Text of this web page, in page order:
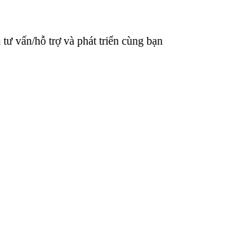
vấn/hỗ trợ và phát triển cùng bạn